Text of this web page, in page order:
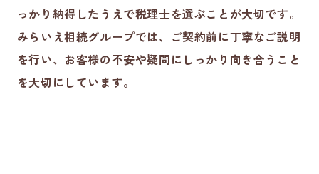
っかり納得したうえで税理士を選ぶことが大切です。
みらいえ相続グループでは、ご契約前に丁寧なご説明
を行い、お客様の不安や疑問にしっかり向き合うこと
を大切にしています。